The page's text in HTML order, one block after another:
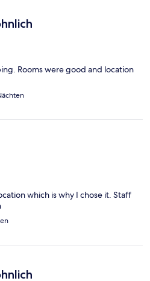
Rooms were good and location
which is why I chose it. Staff